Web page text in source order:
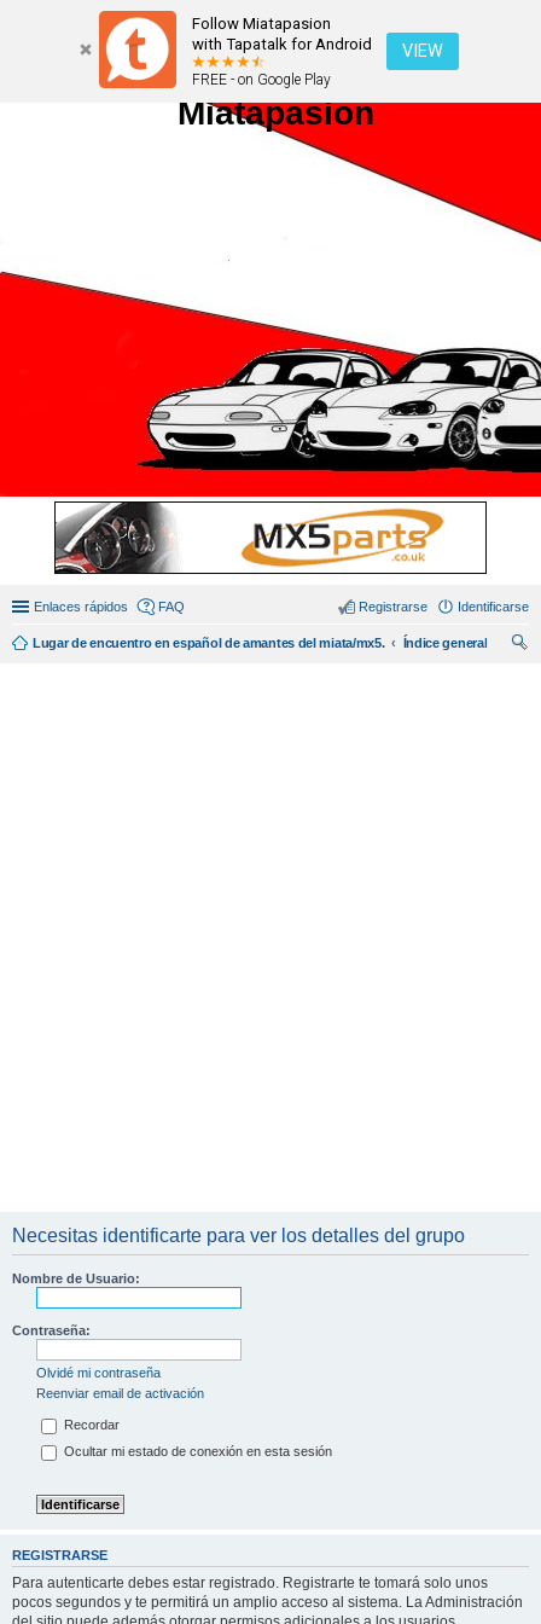
Follow Miatapasion
with Tapatalk for Android
FREE - on Google Play
VIEW
Miatapasion
Enlaces rápidos FAQ Identificarse
Registrarse
Lugar de encuentro en español de amantes del miata/mx5.
Índice general
Necesitas identificarte para ver los detalles del grupo
Nombre de Usuario:
Contraseña:
Olvidé mi contraseña
Reenviar email de activación
Recordar
Ocultar mi estado de conexión en esta sesión
REGISTRARSE
Para autenticarte debes estar registrado. Registrarte te tomará solo unos
pocos segundos y te permitirá un amplio acceso al sistema. La Administración